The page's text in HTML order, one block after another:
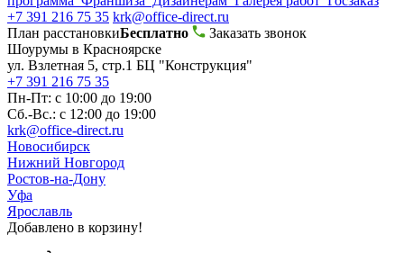
+7 391 216 75 35 krk@office-direct.ru
План расстановкиБесплатно
Заказать звонок
Шоурумы в Красноярске
ул. Взлетная 5, стр.1 БЦ "Конструкция"
+7 391 216 75 35
Пн-Пт: с 10:00 до 19:00
Сб.-Вс.: с 12:00 до 19:00
krk@office-direct.ru
Новосибирск
Нижний Новгород
Ростов-на-Дону
Уфа
Ярославль
Добавлено в корзину!